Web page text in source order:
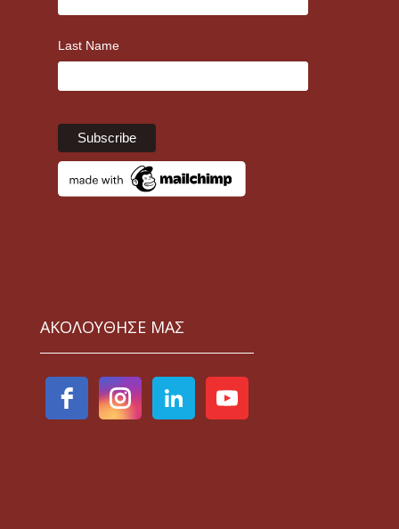
Last Name
ΑΚΟΛΟΥΘΗΣΕ ΜΑΣ